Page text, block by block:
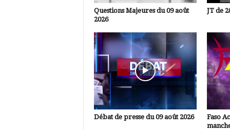
Questions Majeures du 09 août
2026
JT de
Débat de presse du 09 août 2026
Faso